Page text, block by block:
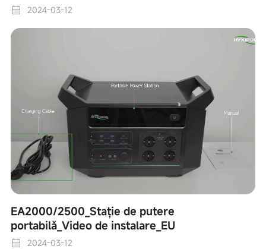
2024-03-12
EA2000/2500_Stație de putere
portabilă_Video de instalare_EU
2024-03-12